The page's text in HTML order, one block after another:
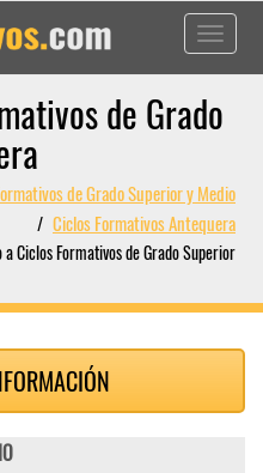
Toggle
de Grado
de Grado Superior y Medio
Ciclos Formativos Antequera
a Ciclos Formativos de Grado Superior